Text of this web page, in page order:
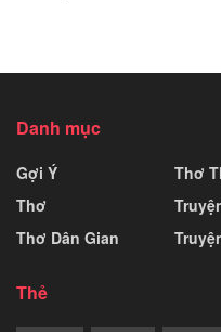
Danh mục
Gợi Ý
Thơ
Thơ Dân Gian
Thơ
Thẻ